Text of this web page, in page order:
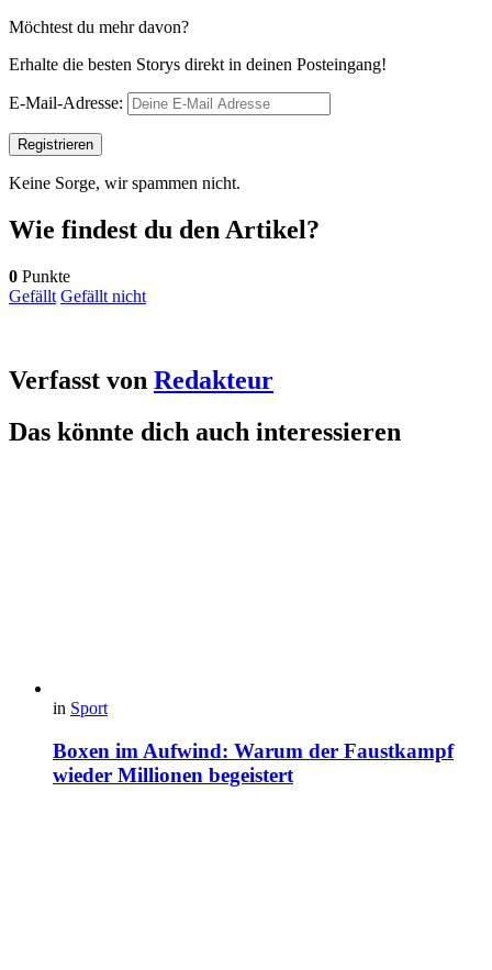
Möchtest du mehr davon?
Erhalte die besten Storys direkt in deinen Posteingang!
E-Mail-Adresse:
Keine Sorge, wir spammen nicht.
Wie findest du den Artikel?
0 Punkte
Gefällt Gefällt nicht
Verfasst von Redakteur
Das könnte dich auch interessieren
in Sport
Boxen im Aufwind: Warum der Faustkampf
wieder Millionen begeistert